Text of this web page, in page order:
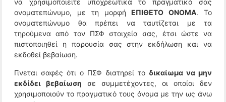
να χρησιμοποιείτε υποχρεωτικά το πραγματικό σας
ονοματεπώνυμο, με τη μορφήΕΠΙΘΕΤΟ ΟΝΟΜΑ. Το
ονοματεπώνυμο θα πρέπει να ταυτίζεται με τα
τηρούμενα από τον ΠΣΦ στοιχεία σας, έτσι ώστε να
πιστοποιηθεί η παρουσία σας στην εκδήλωση και να
εκδοθεί βεβαίωση.
Γίνεται σαφές ότι ο ΠΣΦ διατηρεί το δικαίωμα να μην
εκδίδει βεβαίωση σε συμμετέχοντες, οι οποίοι δεν
χρησιμοποιούν το πραγματικό τους όνομα με την ως άνω